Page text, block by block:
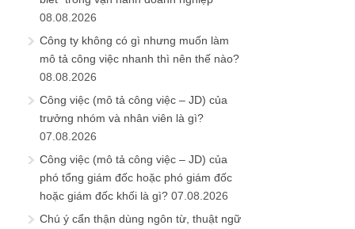
08.08.2026
Công ty không có gì nhưng muốn làm
mô tả công việc nhanh thì nên thế nào?
08.08.2026
Công việc (mô tả công việc – JD) của
trưởng nhóm và nhân viên là gì?
07.08.2026
Công việc (mô tả công việc – JD) của
phó tổng giám đốc hoặc phó giám đốc
hoặc giám đốc khối là gì? 07.08.2026
Chú ý cẩn thận dùng ngôn từ, thuật ngữ